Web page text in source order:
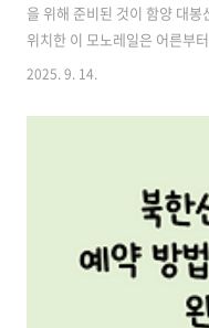
을 위해 준비된 것이 함양 대
위치한 이 모노레일은 어른부
움을 누릴 수 있게 해주는 인기
알고 계셨나요?오늘은 2025
운영시간 및 휴무일 3. 주차장
노레일 요금·할인 정보대봉
2025. 9. 14.